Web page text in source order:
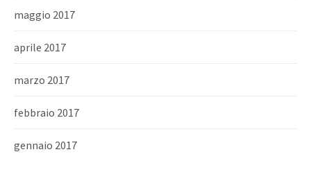
maggio 2017
aprile 2017
marzo 2017
febbraio 2017
gennaio 2017